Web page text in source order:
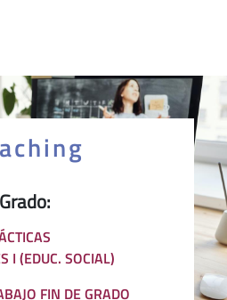
I (EDUC. SOCIAL)
FIN DE GRADO